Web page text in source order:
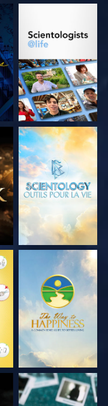
DÉCOUVRIR LES
DÉCOUVRIR LES
SÉRIES
REGARDER